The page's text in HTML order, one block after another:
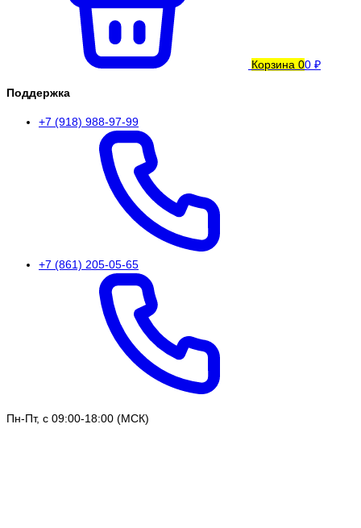
Корзина 00 ₽
Поддержка
+7 (918) 988-97-99
+7 (861) 205-05-65
Пн-Пт, с 09:00-18:00 (МСК)